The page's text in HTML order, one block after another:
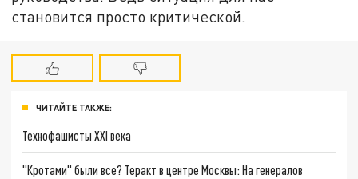
становится просто критической.
ЧИТАЙТЕ ТАКЖЕ:
Технофашисты XXI века
"Кротами" были все? Теракт в центре Москвы: На генералов